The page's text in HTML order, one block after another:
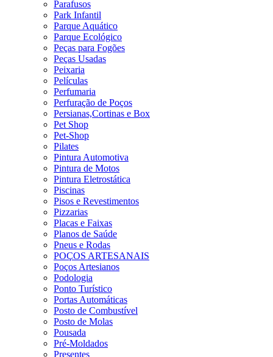
Parafusos
Park Infantil
Parque Aquático
Parque Ecológico
Peças para Fogões
Peças Usadas
Peixaria
Películas
Perfumaria
Perfuração de Poços
Persianas,Cortinas e Box
Pet Shop
Pet-Shop
Pilates
Pintura Automotiva
Pintura de Motos
Pintura Eletrostática
Piscinas
Pisos e Revestimentos
Pizzarias
Placas e Faixas
Planos de Saúde
Pneus e Rodas
POÇOS ARTESANAIS
Poços Artesianos
Podologia
Ponto Turístico
Portas Automáticas
Posto de Combustível
Posto de Molas
Pousada
Pré-Moldados
Presentes